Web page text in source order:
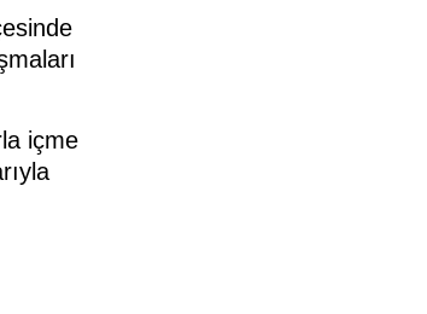
içme